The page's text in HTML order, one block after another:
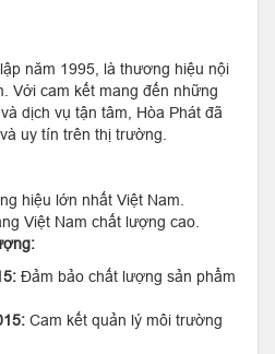
năm 1995, là thương hiệu nội
Với cam kết mang đến những
dịch vụ tận tâm, Hòa Phát đã
uy tín trên thị trường.
hiệu lớn nhất Việt Nam.
Việt Nam chất lượng cao.
Đảm bảo chất lượng sản phẩm
Cam kết quản lý môi trường